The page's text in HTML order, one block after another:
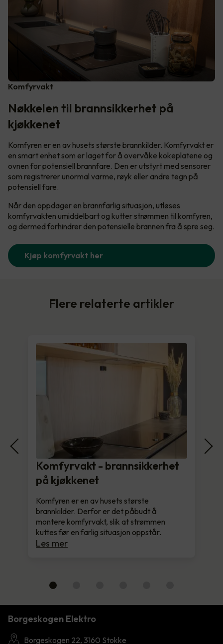
Komfyrvakt
Nøkkelen til brannsikkerhet på
kjøkkenet
Komfyren er en av husets største brannkilder. Komfyrvakt er
en smart enhet som er laget for å overvåke kokeplatene og
ovnen for potensiell brannfare. Den er utstyrt med sensorer
som registrerer unormal varme, røyk eller andre tegn på
potensiell fare.
Når den oppdager en brannfarlig situasjon, utløses
komfyrvakten umiddelbart og kutter strømmen til komfyren,
og dermed forhindrer den potensielle brannen fra å spre seg.
Kjøp komfyrvakt her
Flere relaterte artikler
Komfyrvakt - brannsikkerhet
på kjøkkenet
Komfyren er en av husets største
brannkilder. Derfor er det påbudt å
montere komfyrvakt, slik at strømmen
kuttes før en farlig situasjon oppstår.
Les mer
Borgeskogen Elektro
Borgeskogen 22, 3160 Stokke